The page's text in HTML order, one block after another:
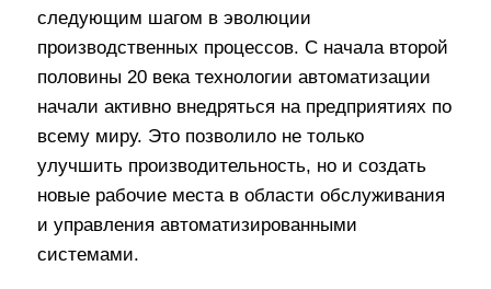
следующим шагом в эволюции
производственных процессов. С начала второй
половины 20 века технологии автоматизации
начали активно внедряться на предприятиях по
всему миру. Это позволило не только
улучшить производительность, но и создать
новые рабочие места в области обслуживания
и управления автоматизированными
системами.